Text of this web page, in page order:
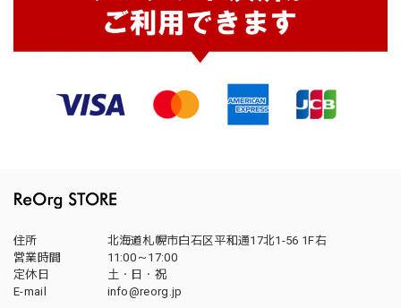
住所
北海道札幌市白石区平和通17北1-56 1F右
営業時間
11:00～17:00
定休日
土・日・祝
E-mail
info@reorg.jp